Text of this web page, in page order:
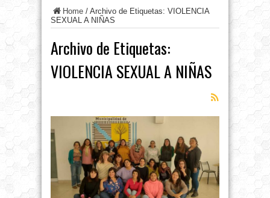
Home / Archivo de Etiquetas: VIOLENCIA
SEXUAL A NIÑAS
Archivo de Etiquetas:
VIOLENCIA SEXUAL A NIÑAS